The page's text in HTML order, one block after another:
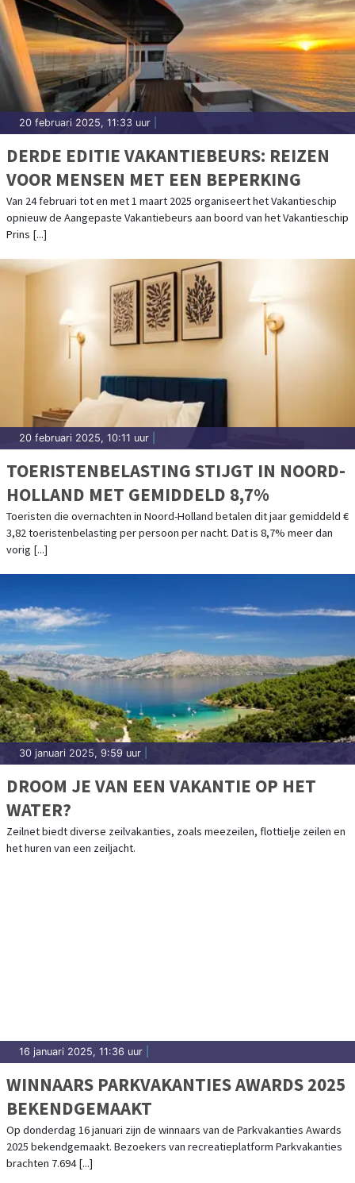
20 februari 2025, 11:33 uur
DERDE EDITIE VAKANTIEBEURS: REIZEN
VOOR MENSEN MET EEN BEPERKING
Van 24 februari tot en met 1 maart 2025 organiseert het Vakantieschip
opnieuw de Aangepaste Vakantiebeurs aan boord van het Vakantieschip
Prins [...]
20 februari 2025, 10:11 uur
TOERISTENBELASTING STIJGT IN NOORD-
HOLLAND MET GEMIDDELD 8,7%
Toeristen die overnachten in Noord-Holland betalen dit jaar gemiddeld €
3,82 toeristenbelasting per persoon per nacht. Dat is 8,7% meer dan
vorig [...]
30 januari 2025, 9:59 uur
DROOM JE VAN EEN VAKANTIE OP HET
WATER?
Zeilnet biedt diverse zeilvakanties, zoals meezeilen, flottielje zeilen en
het huren van een zeiljacht.
16 januari 2025, 11:36 uur
WINNAARS PARKVAKANTIES AWARDS 2025
BEKENDGEMAAKT
Op donderdag 16 januari zijn de winnaars van de Parkvakanties Awards
2025 bekendgemaakt. Bezoekers van recreatieplatform Parkvakanties
brachten 7.694 [...]